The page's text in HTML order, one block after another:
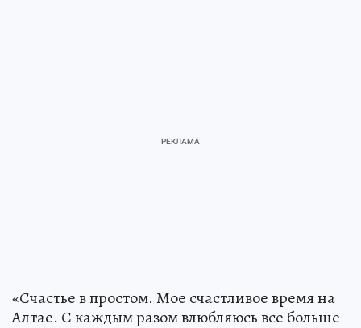
«Счастье в простом. Мое счастливое время на
Алтае. С каждым разом влюбляюсь все больше